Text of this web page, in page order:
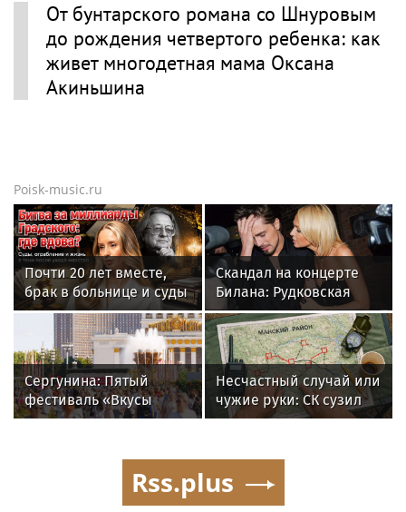
От бунтарского романа со Шнуровым
до рождения четвертого ребенка: как
живет многодетная мама Оксана
Акиньшина
Poisk-music.ru
Почти 20 лет вместе,
брак в больнице и суды
за миллиард: как
сейчас живет вдова
Александра Градского
Скандал на концерте
Билана: Рудковская
прокомментировала и
в Сети "взорвались"
Сергунина: Пятый
фестиваль «Вкусы
России» пройдет в
Несчастный случай или
чужие руки: СК сузил
загадку Усольцевых до
Rss.plus